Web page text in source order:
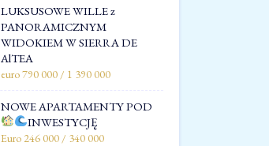
LUKSUSOWE WILLE z
PANORAMICZNYM
WIDOKIEM W SIERRA DE
AlTEA
euro 790 000 / 1 390 000
NOWE APARTAMENTY POD
INWESTYCJĘ
Euro 246 000 / 340 000